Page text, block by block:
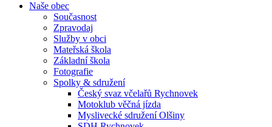
Naše obec
Současnost
Zpravodaj
Služby v obci
Mateřská škola
Základní škola
Fotografie
Spolky & sdružení
Český svaz včelařů Rychnovek
Motoklub věčná jízda
Myslivecké sdružení Olšiny